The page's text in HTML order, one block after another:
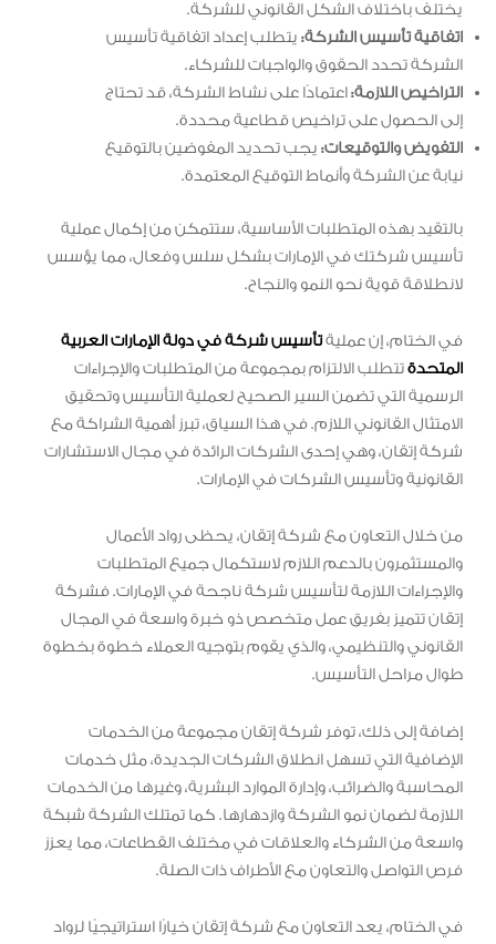
يختلف باختلاف الشكل القانوني للشركة.
اتفاقية تأسيس الشركة: يتطلب إعداد اتفاقية تأسيس
الشركة تحدد الحقوق والواجبات للشركاء.
التراخيص اللازمة:اعتمادًا على نشاط الشركة، قد تحتاج
إلى الحصول على تراخيص قطاعية محددة.
التفويض والتوقيعات: يجب تحديد المفوضين بالتوقيع
نيابة عن الشركة وأنماط التوقيع المعتمدة.
بالتقيد بهذه المتطلبات الأساسية، ستتمكن من إكمال عملية
تأسيس شركتك في الإمارات بشكل سلس وفعال، مما يؤسس
لانطلاقة قوية نحو النمو والنجاح.
في الختام، إن عمليةتأسيس شركة في دولة الإمارات العربية
المتحدةتتطلب الالتزام بمجموعة من المتطلبات والإجراءات
الرسمية التي تضمن السير الصحيح لعملية التأسيس وتحقيق
الامتثال القانوني اللازم. في هذا السياق، تبرز أهمية الشراكة مع
شركة إتقان، وهي إحدى الشركات الرائدة في مجال الاستشارات
القانونية وتأسيس الشركات في الإمارات.
من خلال التعاون مع شركة إتقان، يحظى رواد الأعمال
والمستثمرون بالدعم اللازم لاستكمال جميع المتطلبات
والإجراءات اللازمة لتأسيس شركة ناجحة في الإمارات. فشركة
إتقان تتميز بفريق عمل متخصص ذو خبرة واسعة في المجال
القانوني والتنظيمي، والذي يقوم بتوجيه العملاء خطوة بخطوة
طوال مراحل التأسيس.
إضافة إلى ذلك، توفر شركة إتقان مجموعة من الخدمات
الإضافية التي تسهل انطلاق الشركات الجديدة، مثل خدمات
المحاسبة والضرائب، وإدارة الموارد البشرية، وغيرها من الخدمات
اللازمة لضمان نمو الشركة وازدهارها. كما تمتلك الشركة شبكة
واسعة من الشركاء والعلاقات في مختلف القطاعات، مما يعزز
فرص التواصل والتعاون مع الأطراف ذات الصلة.
في الختام، يعد التعاون مع شركة إتقان خيارًا استراتيجيًا لرواد